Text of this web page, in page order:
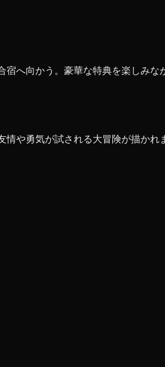
へ向かう。豪華な特典を楽しみ
や勇気が試される大冒険が描か